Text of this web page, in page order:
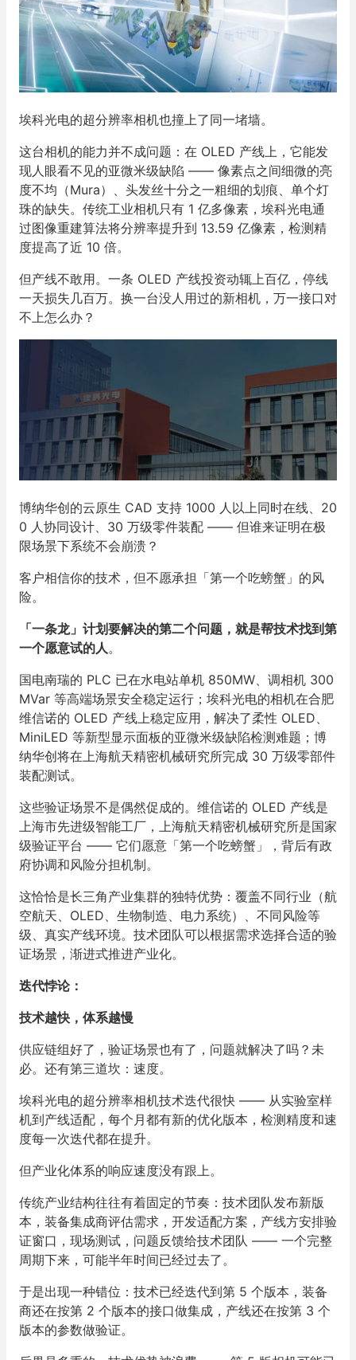
埃科光电的超分辨率相机也撞上了同一堵墙。
这台相机的能力并不成问题：在 OLED 产线上，它能发
现人眼看不见的亚微米级缺陷 —— 像素点之间细微的亮
度不均（Mura）、头发丝十分之一粗细的划痕、单个灯
珠的缺失。传统工业相机只有 1 亿多像素，埃科光电通
过图像重建算法将分辨率提升到 13.59 亿像素，检测精
度提高了近 10 倍。
但产线不敢用。一条 OLED 产线投资动辄上百亿，停线
一天损失几百万。换一台没人用过的新相机，万一接口对
不上怎么办？
博纳华创的云原生 CAD 支持 1000 人以上同时在线、20
0 人协同设计、30 万级零件装配 —— 但谁来证明在极
限场景下系统不会崩溃？
客户相信你的技术，但不愿承担「第一个吃螃蟹」的风
险。
「一条龙」计划要解决的第二个问题，就是帮技术找到第
一个愿意试的人。
国电南瑞的 PLC 已在水电站单机 850MW、调相机 300
MVar 等高端场景安全稳定运行；埃科光电的相机在合肥
维信诺的 OLED 产线上稳定应用，解决了柔性 OLED、
MiniLED 等新型显示面板的亚微米级缺陷检测难题；博
纳华创将在上海航天精密机械研究所完成 30 万级零部件
装配测试。
这些验证场景不是偶然促成的。维信诺的 OLED 产线是
上海市先进级智能工厂，上海航天精密机械研究所是国家
级验证平台 —— 它们愿意「第一个吃螃蟹」，背后有政
府协调和风险分担机制。
这恰恰是长三角产业集群的独特优势：覆盖不同行业（航
空航天、OLED、生物制造、电力系统）、不同风险等
级、真实产线环境。技术团队可以根据需求选择合适的验
证场景，渐进式推进产业化。
迭代悖论：
技术越快，体系越慢
供应链组好了，验证场景也有了，问题就解决了吗？未
必。还有第三道坎：速度。
埃科光电的超分辨率相机技术迭代很快 —— 从实验室样
机到产线适配，每个月都有新的优化版本，检测精度和速
度每一次迭代都在提升。
但产业化体系的响应速度没有跟上。
传统产业结构往往有着固定的节奏：技术团队发布新版
本，装备集成商评估需求，开发适配方案，产线方安排验
证窗口，现场测试，问题反馈给技术团队 —— 一个完整
周期下来，可能半年时间已经过去了。
于是出现一种错位：技术已经迭代到第 5 个版本，装备
商还在按第 2 个版本的接口做集成，产线还在按第 3 个
版本的参数做验证。